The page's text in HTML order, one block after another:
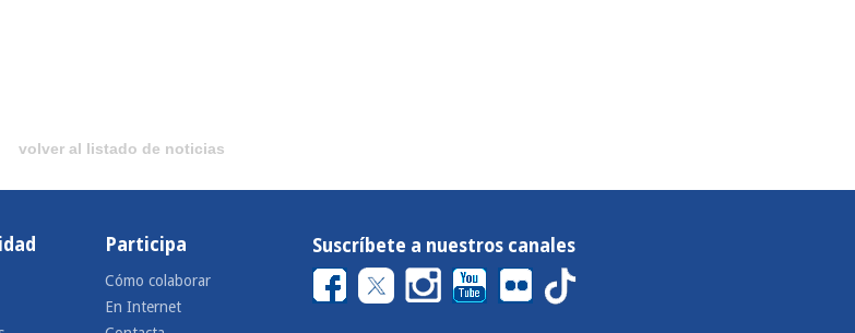
volver al listado de noticias
Participa
Cómo colaborar
En Internet
Suscríbete a nuestros canales